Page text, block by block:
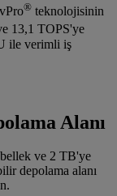
® teknolojisinin
13,1 TOPS'ye
ile verimli iş
Alanı
ve 2 TB'ye
depolama alanı